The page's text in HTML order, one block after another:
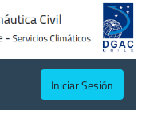
Iniciar Sesión